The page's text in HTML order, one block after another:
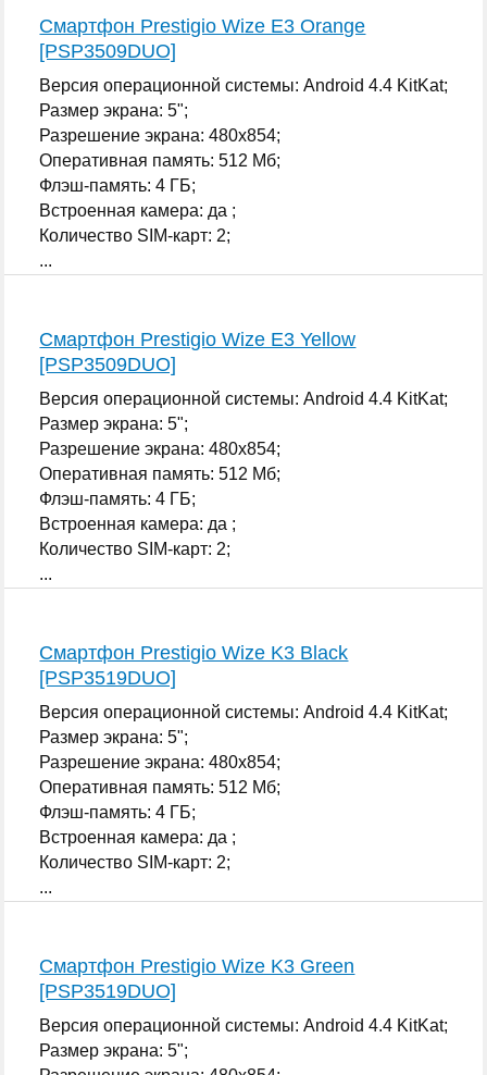
Смартфон Prestigio Wize E3 Orange
[PSP3509DUO]
Версия операционной системы: Android 4.4 KitKat;
Размер экрана: 5";
Разрешение экрана: 480x854;
Оперативная память: 512 Мб;
Флэш-память: 4 ГБ;
Встроенная камера: да ;
Количество SIM-карт: 2;
...
Смартфон Prestigio Wize E3 Yellow
[PSP3509DUO]
Версия операционной системы: Android 4.4 KitKat;
Размер экрана: 5";
Разрешение экрана: 480x854;
Оперативная память: 512 Мб;
Флэш-память: 4 ГБ;
Встроенная камера: да ;
Количество SIM-карт: 2;
...
Смартфон Prestigio Wize K3 Black
[PSP3519DUO]
Версия операционной системы: Android 4.4 KitKat;
Размер экрана: 5";
Разрешение экрана: 480x854;
Оперативная память: 512 Мб;
Флэш-память: 4 ГБ;
Встроенная камера: да ;
Количество SIM-карт: 2;
...
Смартфон Prestigio Wize K3 Green
[PSP3519DUO]
Версия операционной системы: Android 4.4 KitKat;
Размер экрана: 5";